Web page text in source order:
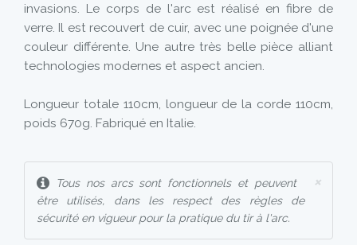
invasions. Le corps de l'arc est réalisé en fibre de
verre. Il est recouvert de cuir, avec une poignée d'une
couleur différente. Une autre très belle pièce alliant
technologies modernes et aspect ancien.
Longueur totale 110cm, longueur de la corde 110cm,
poids 670g. Fabriqué en Italie.
×
Tous nos arcs sont fonctionnels et peuvent
être utilisés, dans les respect des règles de
sécurité en vigueur pour la pratique du tir à l'arc.